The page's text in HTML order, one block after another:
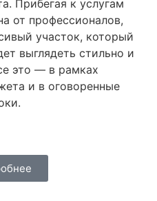
Прибегая к услугам
от профессионалов,
участок, который
выглядеть стильно и
это — в рамках
и в оговоренные